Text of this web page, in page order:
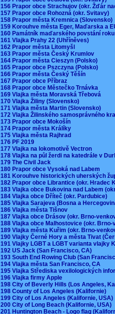
156 Prapor obce Strachujov (okr. Žďár
157 Prapor obce Rohozná (okr. Svitavy)
158 Prapor města Kremnica (Slovensko)
159 Korouhve města Eger, Maďarska a
160 Památník maďarského povstání
161 Vlajka Prahy 22 (Uhříněves)
162 Prapor města Litomyšl
163 Prapor města Český Krumlov
164 Prapor města Cieszyn (Polsko)
165 Prapor obce Pszczyna (Polsko)
166 Prapor města Český Těšín
167 Prapor obce Příbraz
168 Prapor obce Městečko Trnávka
169 Vlajka města Moravská Třebová
170 Vlajka Žiliny (Slovensko)
171 Vlajka města Martin (Slovensko)
172 Vlajka Žilinského samosprávného
173 Prapor obce Mokošín
174 Prapor města Králíky
175 Vlajka města Rajhrad
176 PF 2019
177 Vlajka na lokomotivě Vectron
178 Vlajka na půl žerdi na katedrále v
179 The Civil Jack
180 Prapor obce Vysoká nad Labem
181 Korouhve historických uherských
182 Prapor obce Librantice (okr. Hradec
183 Vlajka obce Bukovina nad Labem
184 Vlajka obce Dříteč (okr. Pardubice)
185 Vlajka Sarajeva (Bosna a
186 Vlajka města Tišnov
187 Vlajka obce Drásov (okr. Brno-
188 Vlajka obce Malhostovice (okr.
189 Vlajka města Kuřim (okr. Brno-
190 Vlajky Černé Hory a města Tivat
191 Vlajky LGBT a LGBT varianta vlajky
192 US Jack (San Francisco, CA)
193 South End Rowing Club (San
194 Vlajka města San Francisco, CA
195 Vlajka Střediska vexilologických
196 Vlajka firmy Apple
198 City of Beverly Hills (Los Angeles,
198 County of Los Angeles (Kalifornie)
199 City of Los Angeles (Kalifornie,
200 City of Long Beach (Kalifornie, USA)
201 Huntington Beach - Logo flag